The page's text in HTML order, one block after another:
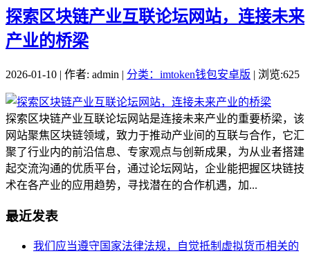
探索区块链产业互联论坛网站，连接未来
产业的桥梁
2026-01-10 | 作者: admin | 分类：imtoken钱包安卓版 | 浏览:625
探索区块链产业互联论坛网站是连接未来产业的重要桥梁，该
网站聚焦区块链领域，致力于推动产业间的互联与合作，它汇
聚了行业内的前沿信息、专家观点与创新成果，为从业者搭建
起交流沟通的优质平台，通过论坛网站，企业能把握区块链技
术在各产业的应用趋势，寻找潜在的合作机遇，加...
最近发表
我们应当遵守国家法律法规，自觉抵制虚拟货币相关的